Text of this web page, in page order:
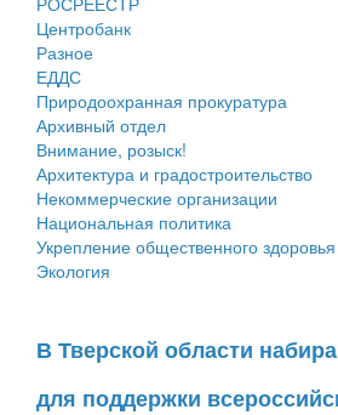
Городское поселение
Сельские поселения
Центробанк
Разное
ЕДДС
Природоохранная прокуратура
Архивный отдел
Внимание, розыск!
Архитектура и градостроительство
Некоммерческие организации
Национальная политика
Укрепление общественного здоровья
Экология
В Тверской области
для поддержки